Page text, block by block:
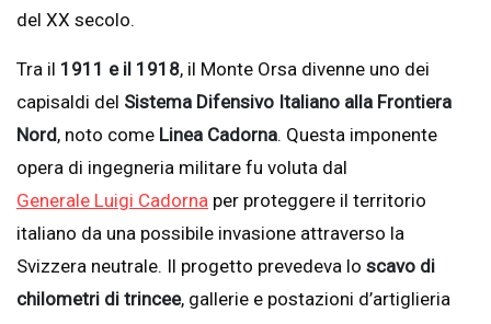
del XX secolo.
Tra il 1911 e il 1918, il Monte Orsa divenne uno dei
capisaldi del Sistema Difensivo Italiano alla Frontiera
Nord, noto come Linea Cadorna. Questa imponente
opera di ingegneria militare fu voluta dal
Generale Luigi Cadorna per proteggere il territorio
italiano da una possibile invasione attraverso la
Svizzera neutrale. Il progetto prevedeva lo scavo di
chilometri di trincee, gallerie e postazioni d’artiglieria